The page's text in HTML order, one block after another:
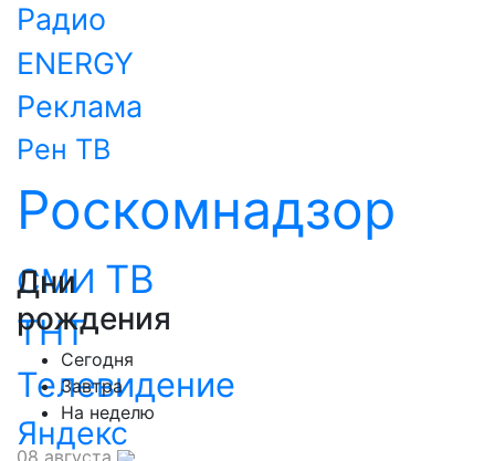
Радио
ENERGY
Реклама
Рен ТВ
Роскомнадзор
СМИ ТВ
ТНТ
Телевидение
Яндекс
Дни
рождения
Сегодня
Завтра
На неделю
08 августа